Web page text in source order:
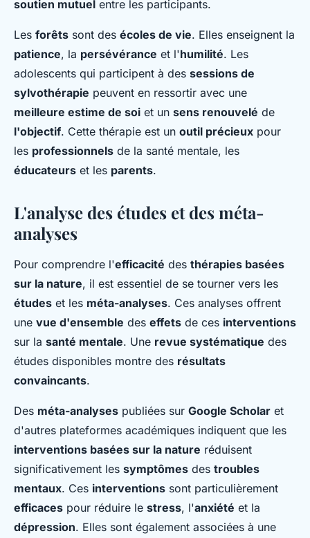
soutien mutuel entre les participants.
Les forêts sont des écoles de vie. Elles enseignent la
patience, la persévérance et l'humilité. Les
adolescents qui participent à des sessions de
sylvothérapie peuvent en ressortir avec une
meilleure estime de soi et un sens renouvelé de
l'objectif. Cette thérapie est un outil précieux pour
les professionnels de la santé mentale, les
éducateurs et les parents.
L'analyse des études et des méta-
analyses
Pour comprendre l'efficacité des thérapies basées
sur la nature, il est essentiel de se tourner vers les
études et les méta-analyses. Ces analyses offrent
une vue d'ensemble des effets de ces interventions
sur la santé mentale. Une revue systématique des
études disponibles montre des résultats
convaincants.
Des méta-analyses publiées sur Google Scholar et
d'autres plateformes académiques indiquent que les
interventions basées sur la nature réduisent
significativement les symptômes des troubles
mentaux. Ces interventions sont particulièrement
efficaces pour réduire le stress, l'anxiété et la
dépression. Elles sont également associées à une